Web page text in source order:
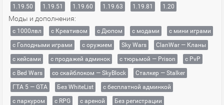
1.19.50
1.19.51 1.19.60 1.19.63 1.19.81 1.20
Моды и дополнения:
с 1000лвл c Креативом с Дюпом с модами
с мини играми
с Голодными играми
с оружием Sky Wars
ClanWar — Кланы
с кейсами
с продажей админок с тюрьмой — Prison
с PvP
с Bed Wars
со скайблоком — SkyBlock
Сталкер — Stalker
ГТА 5 — GTA
Без WhiteList
с бесплатной админкой
с паркуром
с RPG с ареной
Без регистрации